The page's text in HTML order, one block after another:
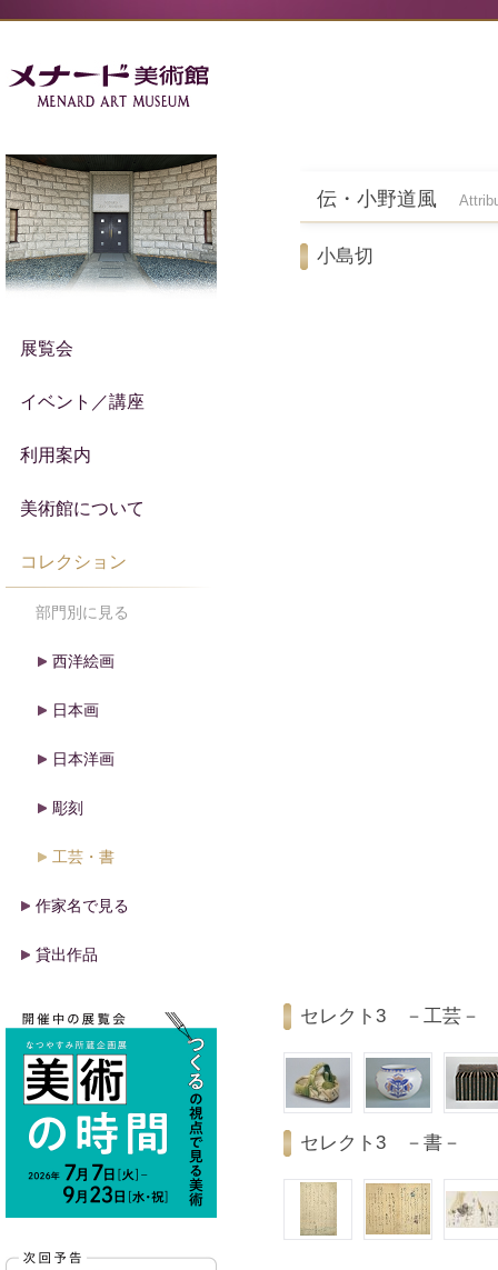
伝・小野道風
小島切
セレクト3 －工芸－
セレクト3 －書－
展覧会
イベント／講座
利用案内
美術館について
コレクション
部門別に見る
西洋絵画
日本画
日本洋画
彫刻
工芸・書
作家名で見る
貸出作品